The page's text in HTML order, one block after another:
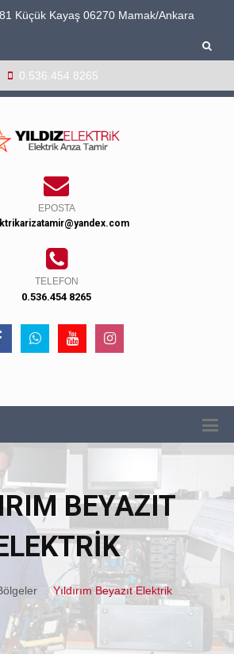
Küçük Kayaş 06270 Mamak/Ankara
0.536.454 8265
EPOSTA
TELEFON
0.536.454 8265
BEYAZIT
Yıldırım Beyazıt Elektrik